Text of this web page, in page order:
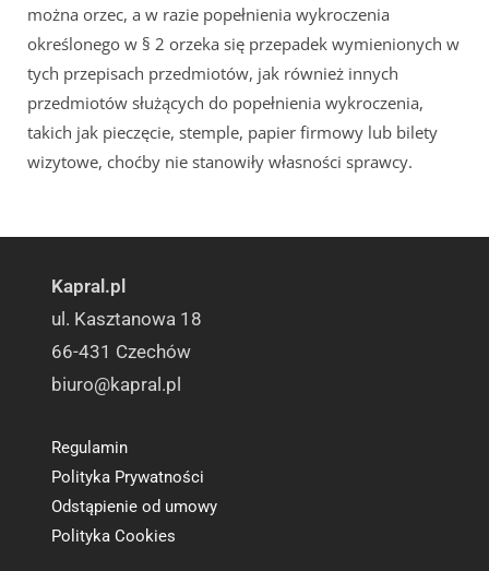
można orzec, a w razie popełnienia wykroczenia
określonego w § 2 orzeka się przepadek wymienionych w
tych przepisach przedmiotów, jak również innych
przedmiotów służących do popełnienia wykroczenia,
takich jak pieczęcie, stemple, papier firmowy lub bilety
wizytowe, choćby nie stanowiły własności sprawcy.
Kapral.pl
ul. Kasztanowa 18
66-431 Czechów
biuro@kapral.pl
Regulamin
Polityka Prywatności
Odstąpienie od umowy
Polityka Cookies